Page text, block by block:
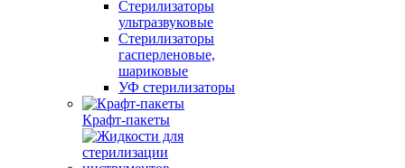
Стерилизаторы
ультразвуковые
Стерилизаторы
гасперленовые,
шариковые
УФ стерилизаторы
Крафт-пакеты